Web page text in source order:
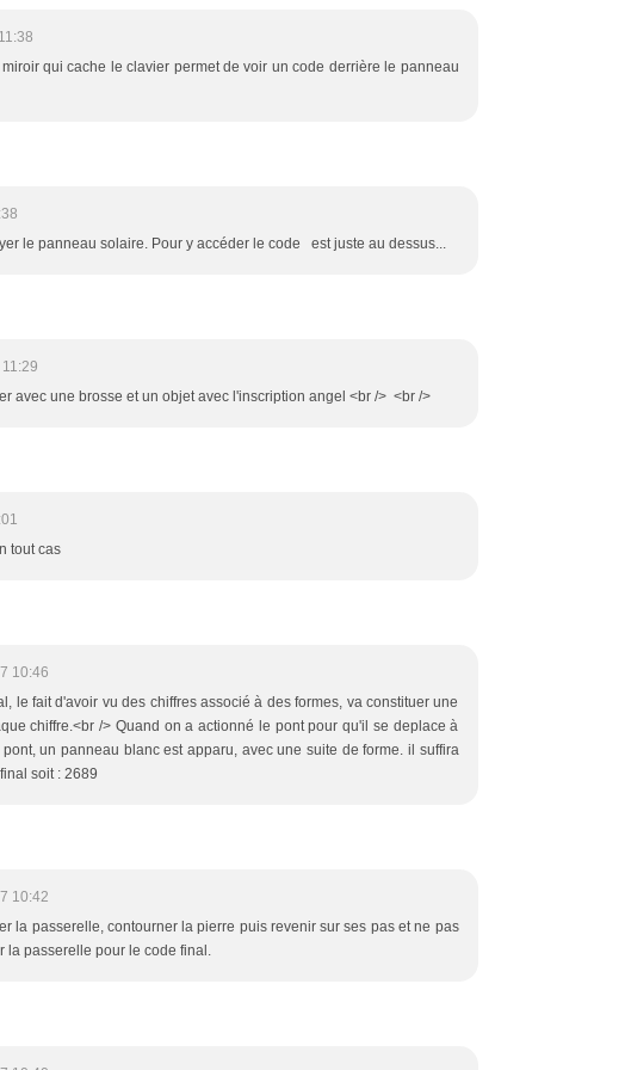
qui cache le clavier permet de voir un code derrière le panneau
le panneau solaire. Pour y accéder le code est juste au dessus...
avec une brosse et un objet avec l'inscription angel <br /> <br />
tout cas
10:46
le fait d'avoir vu des chiffres associé à des formes, va constituer une
chiffre.<br /> Quand on a actionné le pont pour qu'il se deplace à
un panneau blanc est apparu, avec une suite de forme. il suffira
soit : 2689
10:42
la passerelle, contourner la pierre puis revenir sur ses pas et ne pas
la passerelle pour le code final.